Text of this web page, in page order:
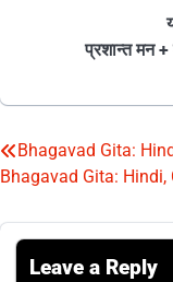
प्रशान्त मन
Post
navigation
Bhagavad Gita:
Bhagavad Gita: Hindi,
Leave a Reply